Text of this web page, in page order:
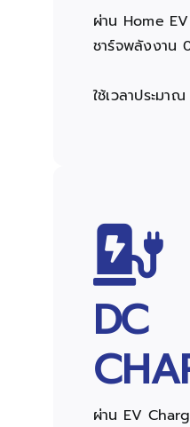
ผ่าน Home
ชาร์จพลังงาน
ใช้เวลาประมา
DC
ผ่าน EV